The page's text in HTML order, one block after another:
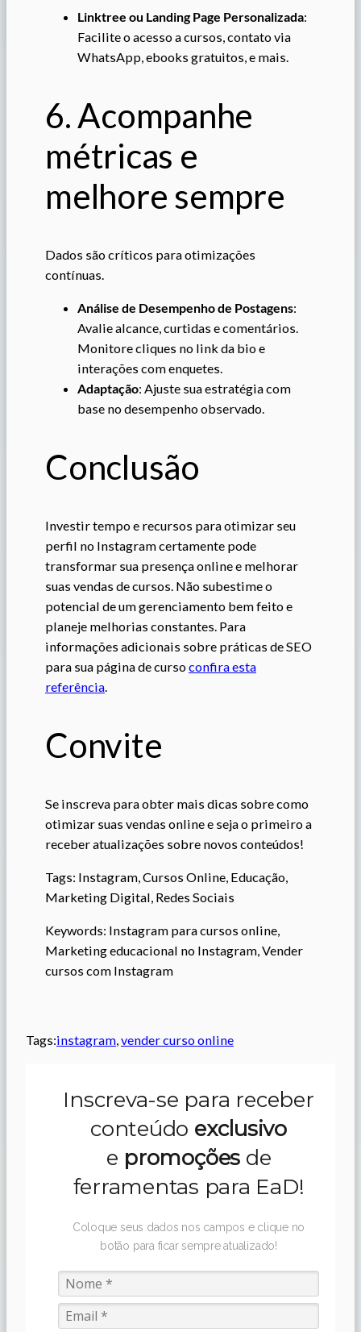
Linktree ou Landing Page Personalizada:
Facilite o acesso a cursos, contato via
WhatsApp, ebooks gratuitos, e mais.
6. Acompanhe
métricas e
melhore sempre
Dados são críticos para otimizações
contínuas.
Análise de Desempenho de Postagens:
Avalie alcance, curtidas e comentários.
Monitore cliques no link da bio e
interações com enquetes.
Adaptação: Ajuste sua estratégia com
base no desempenho observado.
Conclusão
Investir tempo e recursos para otimizar seu
perfil no Instagram certamente pode
transformar sua presença online e melhorar
suas vendas de cursos. Não subestime o
potencial de um gerenciamento bem feito e
planeje melhorias constantes. Para
informações adicionais sobre práticas de SEO
para sua página de cursoconfira esta
referência.
Convite
Se inscreva para obter mais dicas sobre como
otimizar suas vendas online e seja o primeiro a
receber atualizações sobre novos conteúdos!
Tags: Instagram, Cursos Online, Educação,
Marketing Digital, Redes Sociais
Keywords: Instagram para cursos online,
Marketing educacional no Instagram, Vender
cursos com Instagram
Tags:instagram, vender curso online
Inscreva-se para receber
conteúdo exclusivo
e promoções de
ferramentas para EaD!
Coloque seus dados nos campos e clique no
botão para ficar sempre atualizado!